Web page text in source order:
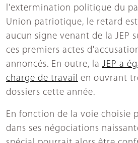
l'extermination politique du
Union patriotique, le retard
aucun signe venant de la JEP
ces premiers actes
annoncés. En outre, la JEP a
charge de travail en ouvrant
dossiers cette année.
En fonction de la voie choisie
dans ses négociations